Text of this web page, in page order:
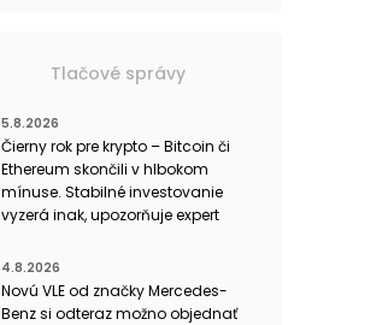
Tlačové správy
5.8.2026
Čierny rok pre krypto – Bitcoin či
Ethereum skončili v hlbokom
mínuse. Stabilné investovanie
vyzerá inak, upozorňuje expert
4.8.2026
Novú VLE od značky Mercedes-
Benz si odteraz možno objednať